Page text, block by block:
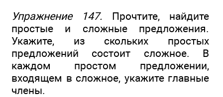
Упражнение 147. Прочтите, найдите
простые и сложные предложения.
Укажите, из скольких простых
предложений состоит сложное. В
каждом простом предложении,
входящем в сложное, укажите главные
члены.